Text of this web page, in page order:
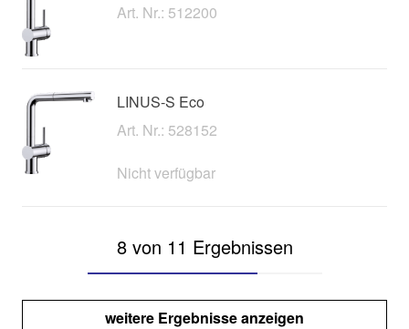
Art. Nr.: 512200
LINUS-S Eco
Art. Nr.: 528152
Nicht verfügbar
8 von 11 Ergebnissen
weitere Ergebnisse anzeigen